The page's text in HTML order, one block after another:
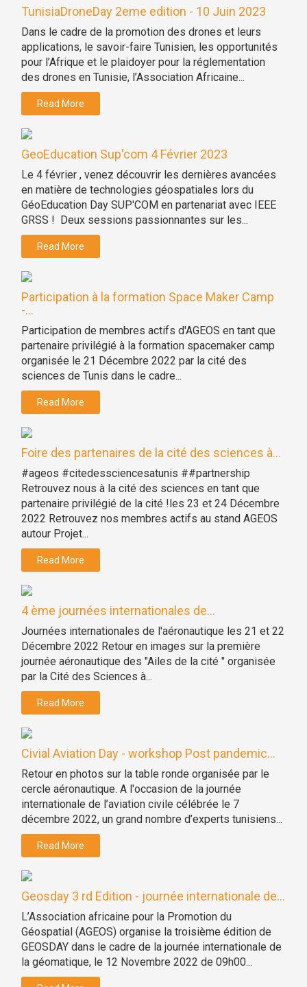
TunisiaDroneDay 2eme edition - 10 Juin 2023
Dans le cadre de la promotion des drones et leurs
applications, le savoir-faire Tunisien, les opportunités
pour l’Afrique et le plaidoyer pour la réglementation
des drones en Tunisie, l’Association Africaine...
Read More
GeoEducation Sup'com 4 Février 2023
Le 4 février , venez découvrir les dernières avancées
en matière de technologies géospatiales lors du
GéoEducation Day SUP'COM en partenariat avec IEEE
GRSS ! Deux sessions passionnantes sur les...
Read More
Participation à la formation Space Maker Camp
-...
Participation de membres actifs d'AGEOS en tant que
partenaire privilégié à la formation spacemaker camp
organisée le 21 Décembre 2022 par la cité des
sciences de Tunis dans le cadre...
Read More
Foire des partenaires de la cité des sciences à...
#ageos #citedessciencesatunis ##partnership
Retrouvez nous à la cité des sciences en tant que
partenaire privilégié de la cité !les 23 et 24 Décembre
2022 Retrouvez nos membres actifs au stand AGEOS
autour Projet...
Read More
4 ème journées internationales de...
Journées internationales de l'aéronautique les 21 et 22
Décembre 2022 Retour en images sur la première
journée aéronautique des "Ailes de la cité " organisée
par la Cité des Sciences à...
Read More
Civial Aviation Day - workshop Post pandemic...
Retour en photos sur la table ronde organisée par le
cercle aéronautique. A l'occasion de la journée
internationale de l’aviation civile célébrée le 7
décembre 2022, un grand nombre d’experts tunisiens...
Read More
Geosday 3 rd Edition - journée internationale de...
L’Association africaine pour la Promotion du
Géospatial (AGEOS) organise la troisième édition de
GEOSDAY dans le cadre de la journée internationale de
la géomatique, le 12 Novembre 2022 de 09h00...